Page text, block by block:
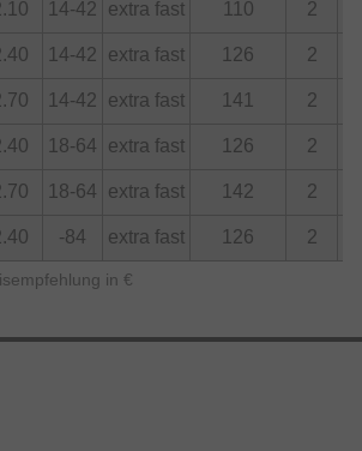
präzise führen.
14-42 extra fast 110
2
14-42 extra fast 126
2
14-42 extra fast 141
2
18-64 extra fast 126
2
18-64 extra fast 142
2
-84 extra fast 126 2
in €